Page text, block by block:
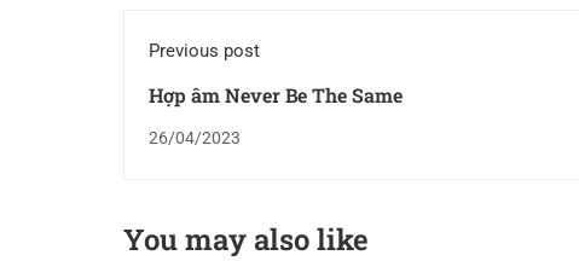
Previous post
Hợp âm Never Be The Same
26/04/2023
You may also like